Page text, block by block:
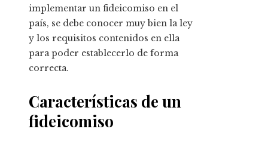
implementar un fideicomiso en el
país, se debe conocer muy bien la ley
y los requisitos contenidos en ella
para poder establecerlo de forma
correcta.
Características de un
fideicomiso